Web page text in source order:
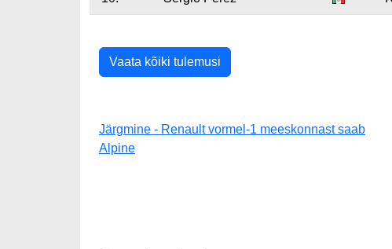
Vaata kõiki tulemusi
Järgmine - Renault vormel-1 meeskonnast saab
Alpine